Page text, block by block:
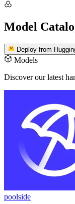
Model
Deploy from
Models
Discover our latest
poolside